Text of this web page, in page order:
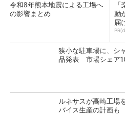
令和8年熊本地震による工場へ
の影響まとめ
動
届
狭小な駐車場に、シ
品発表 市場シェア
ルネサスが高崎工場
バイス生産の計画も